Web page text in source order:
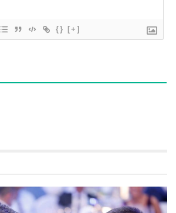
{} [+]